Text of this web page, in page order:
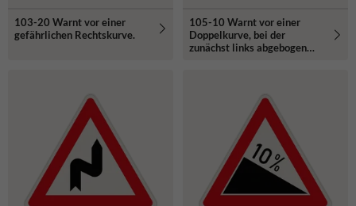
103-20 Warnt vor einer
gefährlichen Rechtskurve.
105-10 Warnt vor einer
Doppelkurve, bei der
zunächst links abgebogen